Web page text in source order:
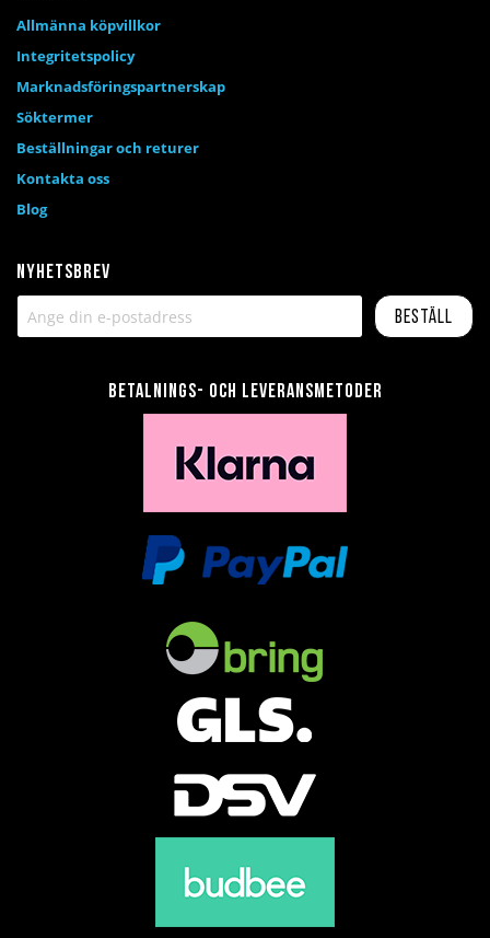
Nyhetsbrev
Beställ
Betalnings- och leveransmetoder
Allmänna köpvillkor
Integritetspolicy
Marknadsföringspartnerskap
Söktermer
Beställningar och returer
Kontakta oss
Blog